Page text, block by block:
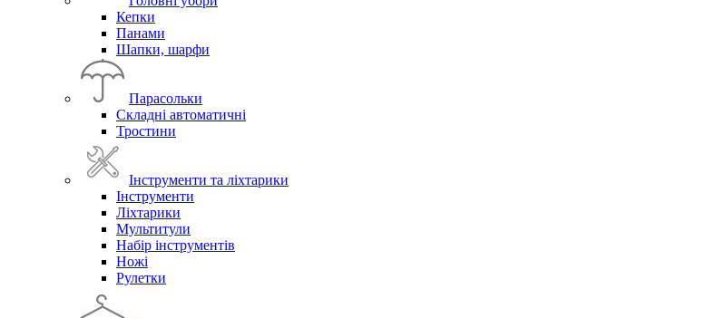
Кепки
Панами
Шапки, шарфи
Парасольки
Складні автоматичні
Тростини
Інструменти та ліхтарики
Інструменти
Ліхтарики
Мультитули
Набір інструментів
Ножі
Рулетки